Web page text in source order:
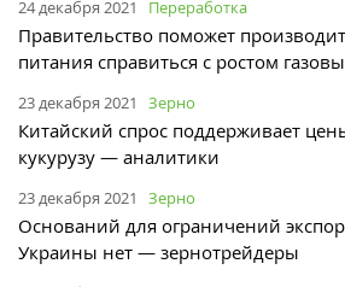
24 декабря 2021 Переработка
Правительство поможет
питания справиться с ростом
23 декабря 2021 Зерно
Китайский спрос поддерживает
кукурузу — аналитики
23 декабря 2021 Зерно
Оснований для ограничений
Украины нет — зернотрейдеры